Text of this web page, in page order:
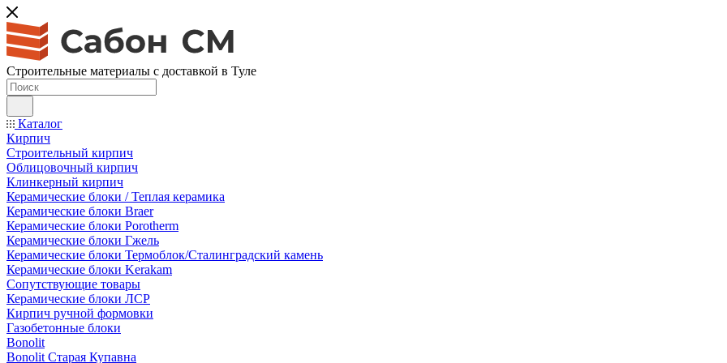
Строительные материалы с доставкой в Туле
Каталог
Кирпич
Строительный кирпич
Облицовочный кирпич
Клинкерный кирпич
Керамические блоки / Теплая керамика
Керамические блоки Braer
Керамические блоки Porotherm
Керамические блоки Гжель
Керамические блоки Термоблок/Сталинградский камень
Керамические блоки Kerakam
Сопутствующие товары
Керамические блоки ЛСР
Кирпич ручной формовки
Газобетонные блоки
Bonolit
Bonolit Старая Купавна